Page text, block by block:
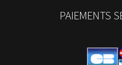
PAIEMENTS